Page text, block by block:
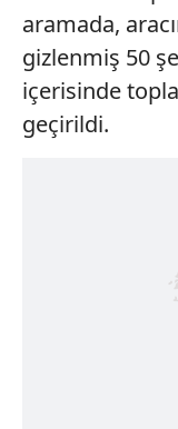
aramada,
gizlenmiş 50
içerisinde
geçirildi.